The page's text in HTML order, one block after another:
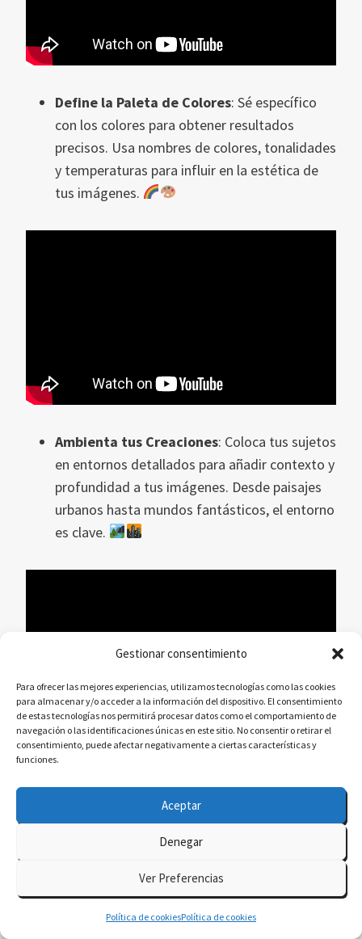
Gestionar consentimiento
Para ofrecer las mejores experiencias, utilizamos tecnologías como las cookies
para almacenar y/o acceder a la información del dispositivo. El consentimiento
de estas tecnologías nos permitirá procesar datos como el comportamiento de
navegación o las identificaciones únicas en este sitio. No consentir o retirar el
consentimiento, puede afectar negativamente a ciertas características y
funciones.
Aceptar
Denegar
Ver Preferencias
Política de cookiesPolítica de cookies
Define la Paleta de Colores: Sé específico
con los colores para obtener resultados
precisos. Usa nombres de colores, tonalidades
y temperaturas para influir en la estética de
tus imágenes.
Ambienta tus Creaciones: Coloca tus sujetos
en entornos detallados para añadir contexto y
profundidad a tus imágenes. Desde paisajes
urbanos hasta mundos fantásticos, el entorno
es clave.
a los pequeños detalles y texturas para darle a
tus imágenes un toque de realismo y riqueza
visual. Cada elemento cuenta.